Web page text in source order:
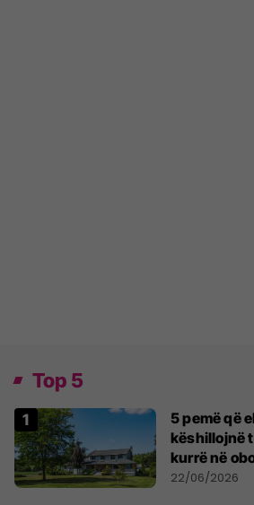
Top 5
5 pemë që
këshillojnë
kurrë në
22/06/2026